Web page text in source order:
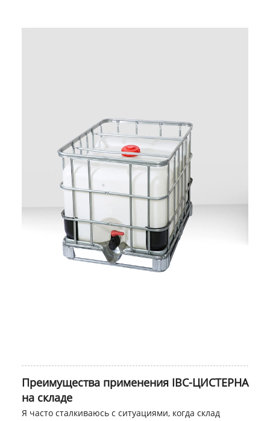
Преимущества применения IBC-ЦИСТЕРНА
на складе
Я часто сталкиваюсь с ситуациями, когда склад